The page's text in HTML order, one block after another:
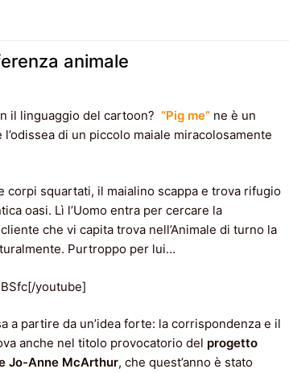
animale
il linguaggio del cartoon? “Pig me” ne è un
di un piccolo maiale miracolosamente
squartati, il maialino scappa e trova rifugio
oasi. Lì l’Uomo entra per cercare la
che vi capita trova nell’Animale di turno la
Purtroppo per lui…
youtube]
a partire da un’idea forte: la corrispondenza e il
anche nel titolo provocatorio del progetto
Jo-Anne McArthur, che quest’anno è stato